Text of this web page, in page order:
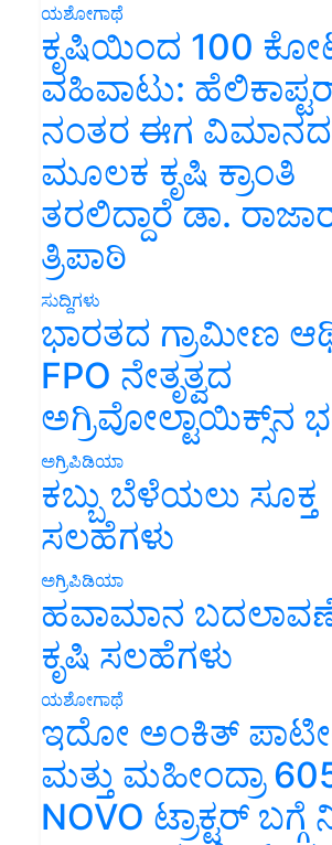
ಯಶೋಗಾಥೆ
ಕೃಷಿಯಿಂದ 100
ವಹಿವಾಟು:
ನಂತರ ಈಗ ವಿಮಾನದ
ಮೂಲಕ ಕೃಷಿ ಕ್ರಾಂತಿ
ತರಲಿದ್ದಾರೆ ಡಾ.
ತ್ರಿಪಾಠಿ
ಸುದ್ದಿಗಳು
ಭಾರತದ ಗ್ರಾಮೀಣ
FPO ನೇತೃತ್ವದ
ಅಗ್ರಿವೋಲ್ಟಾಯಿಕ್ಸ್‌ನ
ಅಗ್ರಿಪಿಡಿಯಾ
ಕಬ್ಬು ಬೆಳೆಯಲು ಸೂಕ್ತ
ಸಲಹೆಗಳು
ಅಗ್ರಿಪಿಡಿಯಾ
ಹವಾಮಾನ
ಕೃಷಿ ಸಲಹೆಗಳು
ಯಶೋಗಾಥೆ
ಇದೋ ಅಂಕಿತ್
ಮತ್ತು ಮಹೀಂದ್ರಾ
NOVO ಟ್ರಾಕ್ಟರ್ ಬಗ್ಗೆ